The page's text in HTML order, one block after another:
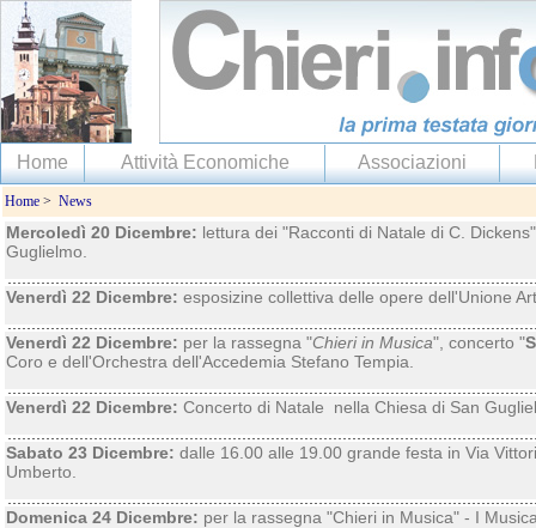
Home Attività Economiche Associazioni
Home > News
Mercoledì 20 Dicembre: lettura dei "Racconti di Natale di C.
Guglielmo.
Venerdì 22 Dicembre: esposizine collettiva delle opere dell'Unione
Venerdì 22 Dicembre: per la rassegna "Chieri in Musica", concerto "
Coro e dell'Orchestra dell'Accedemia Stefano Tempia.
Venerdì 22 Dicembre: Concerto di Natale nella Chiesa di San
Sabato 23 Dicembre: dalle 16.00 alle 19.00 grande festa in Via
Umberto.
Domenica 24 Dicembre: per la rassegna "Chieri in Musica" - I